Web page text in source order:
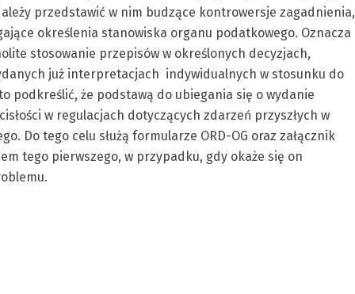
przedstawić w nim budzące kontrowersje zagadnienia,
określenia stanowiska organu podatkowego. Oznacza
stosowanie przepisów w określonych decyzjach,
już interpretacjach indywidualnych w stosunku do
podkreślić, że podstawą do ubiegania się o wydanie
w regulacjach dotyczących zdarzeń przyszłych w
Do tego celu służą formularze ORD-OG oraz załącznik
tego pierwszego, w przypadku, gdy okaże się on